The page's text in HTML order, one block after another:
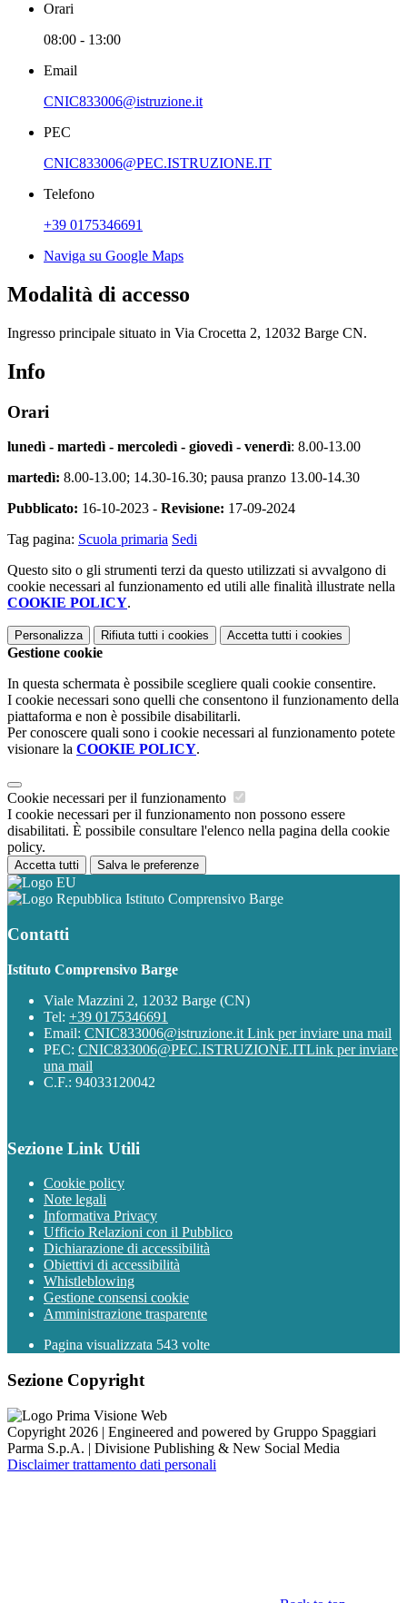
Orari
08:00 - 13:00
Email
CNIC833006@istruzione.it
PEC
CNIC833006@PEC.ISTRUZIONE.IT
Telefono
+39 0175346691
Naviga su Google Maps
Modalità di accesso
Ingresso principale situato in Via Crocetta 2, 12032 Barge CN.
Info
Orari
lunedì - martedì - mercoledì - giovedì - venerdì: 8.00-13.00
martedì: 8.00-13.00; 14.30-16.30; pausa pranzo 13.00-14.30
Pubblicato: 16-10-2023 - Revisione: 17-09-2024
Tag pagina: Scuola primaria Sedi
Questo sito o gli strumenti terzi da questo utilizzati si avvalgono di
cookie necessari al funzionamento ed utili alle finalità illustrate nella
COOKIE POLICY.
Personalizza Rifiuta tutti i cookies Accetta tutti i cookies
Gestione cookie
In questa schermata è possibile scegliere quali cookie consentire.
I cookie necessari sono quelli che consentono il funzionamento della
piattaforma e non è possibile disabilitarli.
Per conoscere quali sono i cookie necessari al funzionamento potete
visionare la COOKIE POLICY.
Cookie necessari per il funzionamento
I cookie necessari per il funzionamento non possono essere
disabilitati. È possibile consultare l'elenco nella pagina della cookie
policy.
Accetta tutti Salva le preferenze
Istituto Comprensivo Barge
Contatti
Istituto Comprensivo Barge
Viale Mazzini 2, 12032 Barge (CN)
Tel: +39 0175346691
Email: CNIC833006@istruzione.it Link per inviare una mail
PEC: CNIC833006@PEC.ISTRUZIONE.ITLink per inviare
una mail
C.F.: 94033120042
Sezione Link Utili
Cookie policy
Note legali
Informativa Privacy
Ufficio Relazioni con il Pubblico
Dichiarazione di accessibilità
Obiettivi di accessibilità
Whistleblowing
Gestione consensi cookie
Amministrazione trasparente
Pagina visualizzata 543 volte
Sezione Copyright
Copyright 2026 | Engineered and powered by Gruppo Spaggiari
Parma S.p.A. | Divisione Publishing & New Social Media
Disclaimer trattamento dati personali